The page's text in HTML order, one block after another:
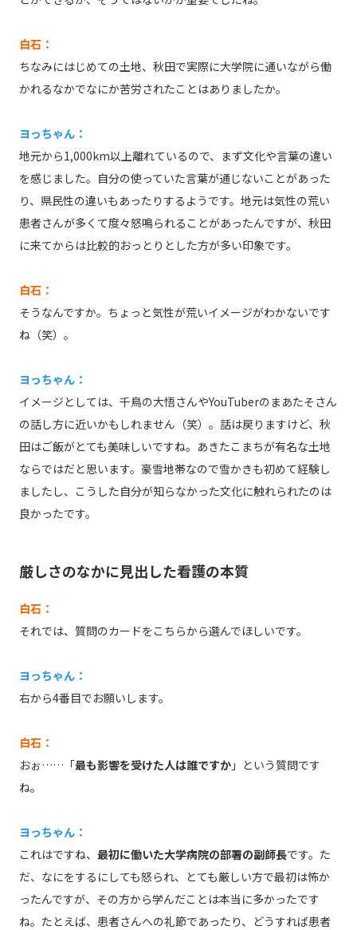
白石：
ちなみにはじめての土地、秋田で実際に大学院に通いながら働
かれるなかでなにか苦労されたことはありましたか。
ヨっちゃん：
地元から1,000km以上離れているので、まず文化や言葉の違い
を感じました。自分の使っていた言葉が通じないことがあった
り、県民性の違いもあったりするようです。地元は気性の荒い
患者さんが多くて度々怒鳴られることがあったんですが、秋田
に来てからは比較的おっとりとした方が多い印象です。
白石：
そうなんですか。ちょっと気性が荒いイメージがわかないです
ね（笑）。
ヨっちゃん：
イメージとしては、千鳥の大悟さんやYouTuberのまあたそさん
の話し方に近いかもしれません（笑）。話は戻りますけど、秋
田はご飯がとても美味しいですね。あきたこまちが有名な土地
ならではだと思います。豪雪地帯なので雪かきも初めて経験し
ましたし、こうした自分が知らなかった文化に触れられたのは
良かったです。
厳しさのなかに見出した看護の本質
白石：
それでは、質問のカードをこちらから選んでほしいです。
ヨっちゃん：
右から4番目でお願いします。
白石：
おぉ……「最も影響を受けた人は誰ですか」という質問です
ね。
ヨっちゃん：
これはですね、 最初に働いた大学病院の部署の副師長です。た
だ、なにをするにしても怒られ、とても厳しい方で最初は怖か
ったんですが、その方から学んだことは本当に多かったです
ね。たとえば、患者さんへの礼節であったり、どうすれば患者